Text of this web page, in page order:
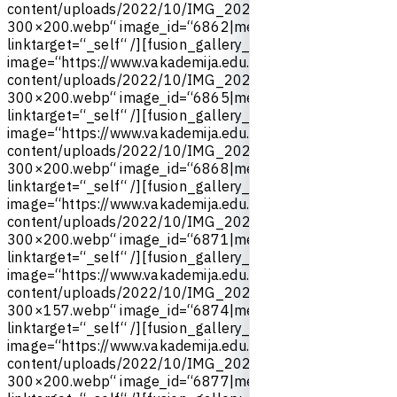
content/uploads/2022/10/IMG 202
300 ×200.we bp“ image _id=“686 2 me
lin ktarget=“ _self“ /] [fusion_ gallery_
image=“https://www.va kademija.ed u.
content/uploads/2022/10/IMG 202
300 ×200.we bp“ image _id=“686 5 me
lin ktarget=“ _self“ /] [fusion_ gallery_
image=“https://www.va kademija.ed u.
content/uploads/2022/10/IMG 202
300 ×200.we bp“ image _id=“6868 me
lin ktarget=“ _self“ /] [fusion_ gallery_
image=“https://www.va kademija.ed u.
content/uploads/2022/10/IMG 202
300 ×200.we bp“ image _id=“6871 me
lin ktarget=“ _self“ /] [fusion_ gallery_
image=“https://www.va kademija.ed u.
content/uploads/2022/10/IMG 202
300 ×157.we bp“ image _id=“6874 me
lin ktarget=“ _self“ /] [fusion_ gallery_
image=“https://www.va kademija.ed u.
content/uploads/2022/10/IMG 202
300 ×200.we bp“ image _id=“6877 me